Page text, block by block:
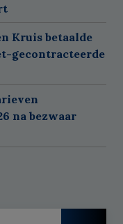
Kruis betaalde
gecontracteerde
na bezwaar